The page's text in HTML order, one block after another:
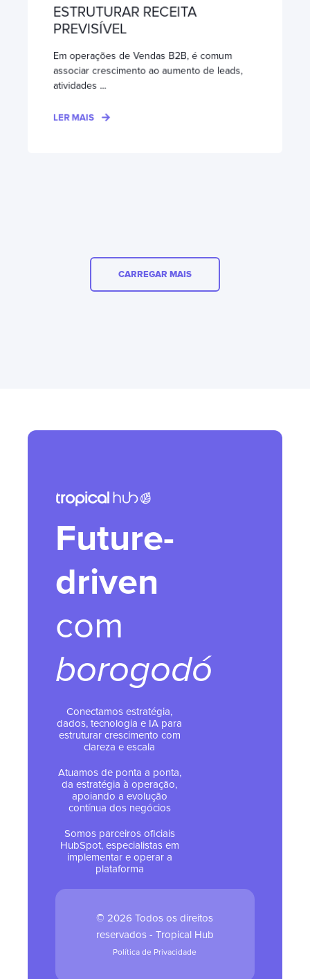
ESTRUTURAR RECEITA
PREVISÍVEL
Em operações de Vendas B2B, é comum
associar crescimento ao aumento de leads,
atividades ...
LER MAIS
CARREGAR MAIS
Future-
driven
com
borogodó
Conectamos estratégia,
dados, tecnologia e IA para
estruturar crescimento com
clareza e escala
Atuamos de ponta a ponta,
da estratégia à operação,
apoiando a evolução
contínua dos negócios
Somos parceiros oficiais
HubSpot, especialistas em
implementar e operar a
plataforma
© 2026 Todos os direitos
reservados - Tropical Hub
Política de Privacidade